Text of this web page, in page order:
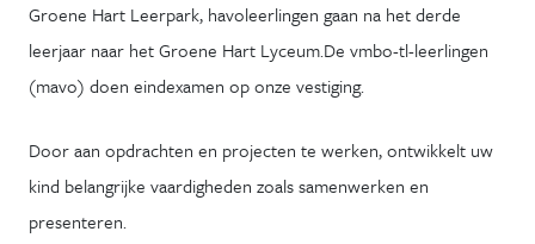
Groene Hart Leerpark, havoleerlingen gaan na het derde
leerjaar naar het Groene Hart Lyceum.De vmbo-tl-leerlingen
(mavo) doen eindexamen op onze vestiging.
Door aan opdrachten en projecten te werken, ontwikkelt uw
kind belangrijke vaardigheden zoals samenwerken en
presenteren.